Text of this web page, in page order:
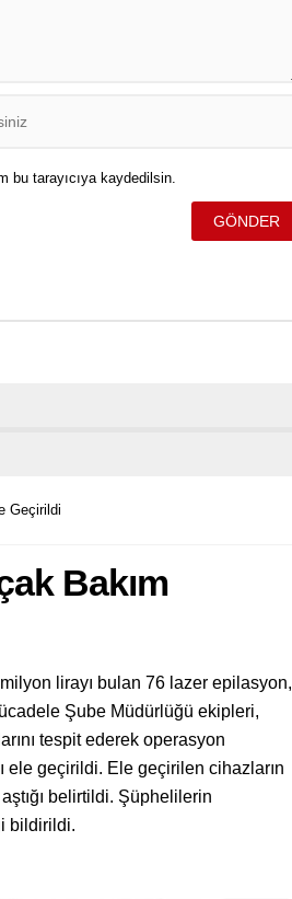
bu tarayıcıya kaydedilsin.
Geçirildi
Bakım
lirayı bulan 76 lazer epilasyon,
Şube Müdürlüğü ekipleri,
tespit ederek operasyon
ele geçirildi. Ele geçirilen cihazların
belirtildi. Şüphelilerin
bildirildi.